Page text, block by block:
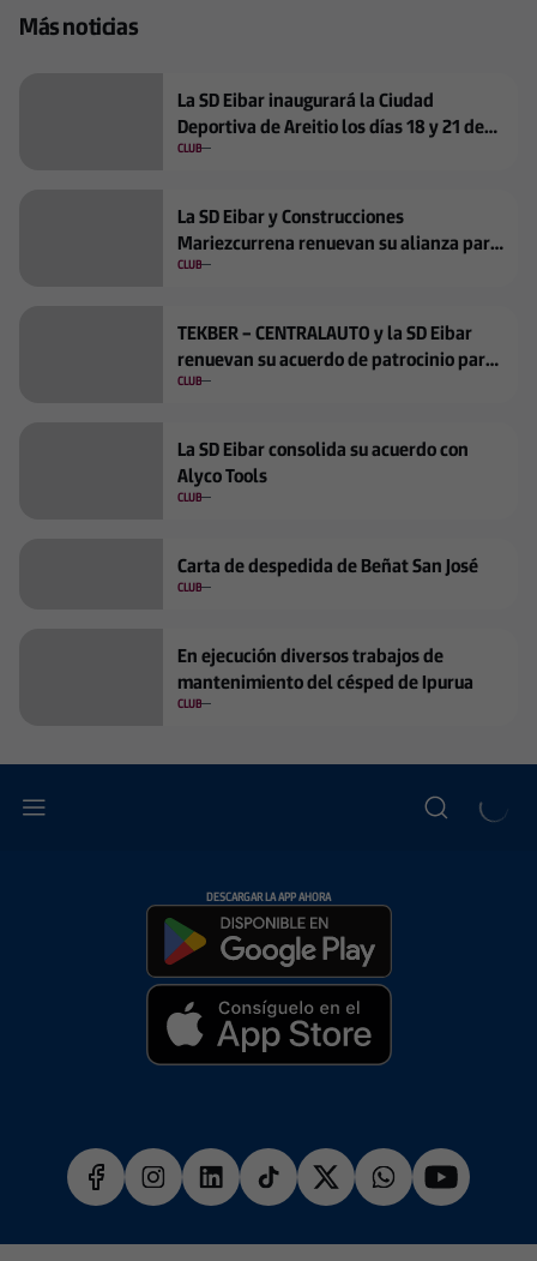
Más noticias
La SD Eibar inaugurará la Ciudad
Deportiva de Areitio los días 18 y 21 de
septiembre
CLUB
La SD Eibar y Construcciones
Mariezcurrena renuevan su alianza para
la temporada 2026/2027
CLUB
TEKBER – CENTRALAUTO y la SD Eibar
renuevan su acuerdo de patrocinio para
la temporada 2026/2027
CLUB
La SD Eibar consolida su acuerdo con
Alyco Tools
CLUB
Carta de despedida de Beñat San José
CLUB
En ejecución diversos trabajos de
mantenimiento del césped de Ipurua
CLUB
DESCARGAR LA APP AHORA